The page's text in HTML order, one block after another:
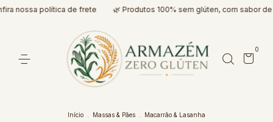
nossa política de frete 🌿 Produtos 100% sem glúten, com sabor de
0
Início . Massas & Pães . Macarrão & Lasanha